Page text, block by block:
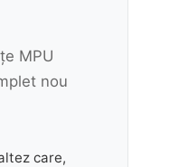
MPU
nou
care,